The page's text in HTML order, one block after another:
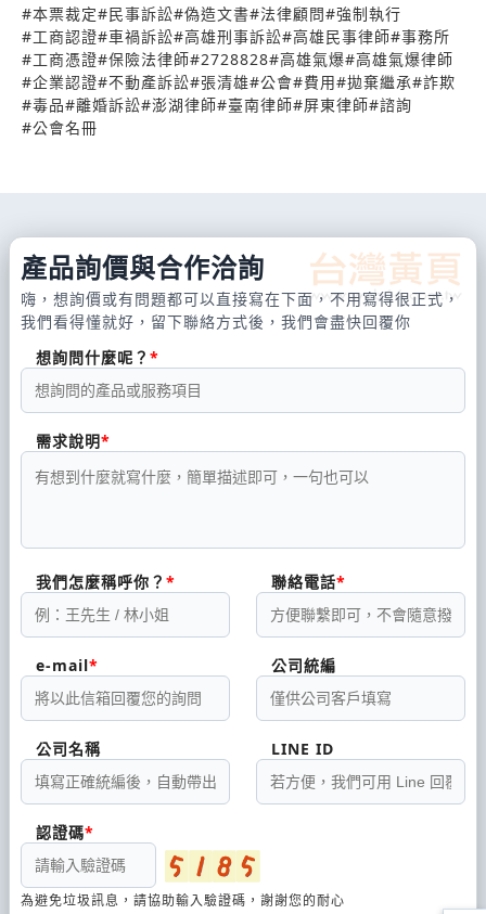
師,民事訴訟律師,刑事訴訟律師,土地分割律師,離婚律
師事務所,軍法律師,公寓大廈律師,偽造文書,市地重劃
抵費地律師,律師,上訴律師,仲裁與調解法律師,保險法
律師,刑事法律師, 土地使用和劃分律師,契約法律師,家
律師 法律諮詢律師,法律律師,本票裁定,律師顧問,偽造
文書律師, 專利律師,商標律師,不動產律師,訴訟律師,
諮詢律師,大樓管理糾紛律師,所有權律師, 土地糾紛律
師,存證信函,理賠,智慧財產權律師,離婚證人,代理契約
擬定,訴願律師,稅法問題律師,屏東離婚律師,不動產買
賣律師,離婚見證人,著作權律師,
#本票裁定#民事訴訟#偽造文書#法律顧問#強制執行
#工商認證#車禍訴訟#高雄刑事訴訟#高雄民事律師#事務所
#工商憑證#保險法律師#2728828#高雄氣爆#高雄氣爆律師
#企業認證#不動產訴訟#張清雄#公會#費用#拋棄繼承#詐欺
#毒品#離婚訴訟#澎湖律師#臺南律師#屏東律師#諮詢
#公會名冊
產品詢價與合作洽詢
嗨，想詢價或有問題都可以直接寫在下面，不用寫得很正式，
我們看得懂就好，留下聯絡方式後，我們會盡快回覆你
想詢問什麼呢？
需求說明
我們怎麼稱呼你？ 聯絡電話
e-mail 公司統編
公司名稱 LINE ID
認證碼
為避免垃圾訊息，請協助輸入驗證碼，謝謝您的耐心